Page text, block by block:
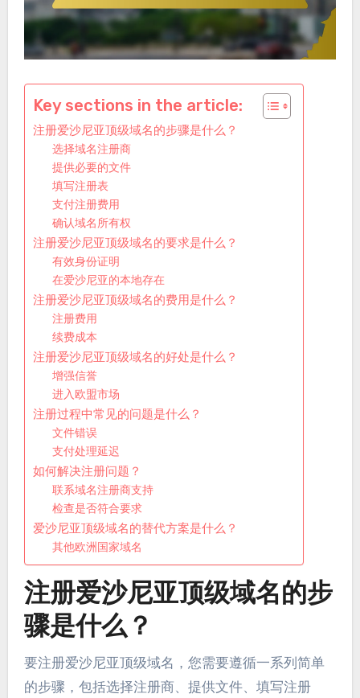
Key sections in the article:
注册爱沙尼亚顶级域名的步骤是什么？
选择域名注册商
提供必要的文件
填写注册表
支付注册费用
确认域名所有权
注册爱沙尼亚顶级域名的要求是什么？
有效身份证明
在爱沙尼亚的本地存在
注册爱沙尼亚顶级域名的费用是什么？
注册费用
续费成本
注册爱沙尼亚顶级域名的好处是什么？
增强信誉
进入欧盟市场
注册过程中常见的问题是什么？
文件错误
支付处理延迟
如何解决注册问题？
联系域名注册商支持
检查是否符合要求
爱沙尼亚顶级域名的替代方案是什么？
其他欧洲国家域名
注册爱沙尼亚顶级域名的步
骤是什么？
要注册爱沙尼亚顶级域名，您需要遵循一系列简单
的步骤，包括选择注册商、提供文件、填写注册